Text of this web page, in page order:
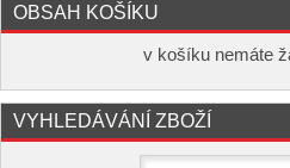
OBSAH KOŠÍKU
v košíku nemáte
VYHLEDÁVÁNÍ ZBOŽÍ